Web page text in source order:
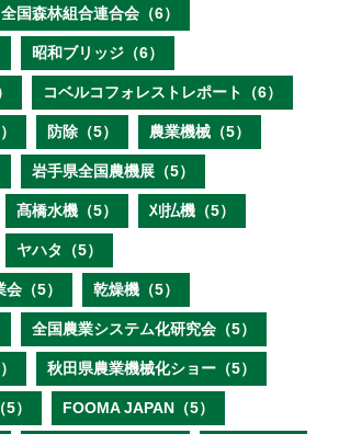
全国森林組合連合会（6）
昭和ブリッジ（6）
コベルコフォレストレポート（6）
防除（5） 農業機械（5）
岩手県全国農機展（5）
髙橋水機（5） 刈払機（5）
ヤハタ（5）
（5） 乾燥機（5）
全国農業システム化研究会（5）
秋田県農業機械化ショー（5）
） FOOMA JAPAN（5）